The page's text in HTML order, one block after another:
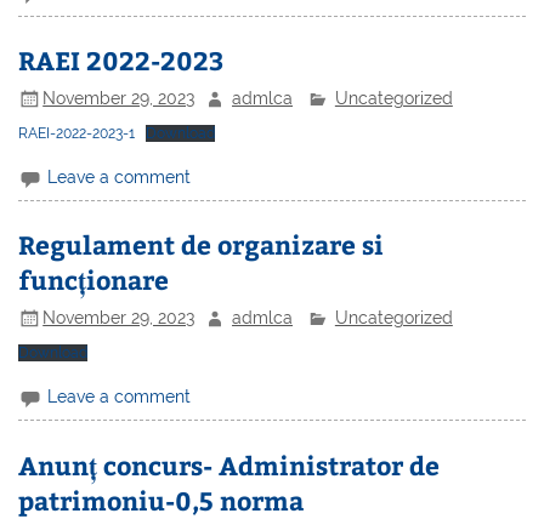
RAEI 2022-2023
November 29, 2023 admlca Uncategorized
RAEI-2022-2023-1 Download
Leave a comment
Regulament de organizare si
funcționare
November 29, 2023 admlca Uncategorized
Download
Leave a comment
Anunț concurs- Administrator de
patrimoniu-0,5 norma